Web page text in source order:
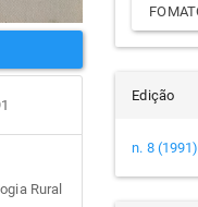
Rural
Edição
n. 8 (1991)